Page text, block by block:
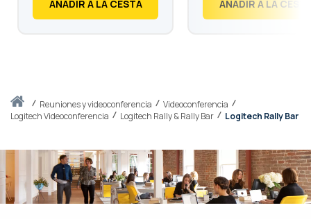
Inicioreuniones y videoconferencia
Videoconferencia
Logitech Videoconferencia
Logitech Rally & Rally Bar Logitech Rally Bar
AÑADIR A LA CESTA AÑADIR A LA